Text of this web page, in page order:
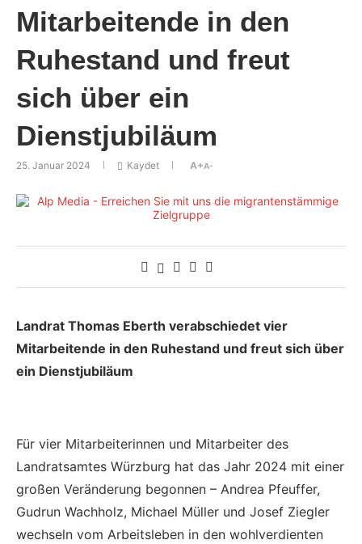
Mitarbeitende in den
Ruhestand und freut
sich über ein
Dienstjubiläum
25. Januar 2024 Kaydet A+A-
Landrat Thomas Eberth verabschiedet vier
Mitarbeitende in den Ruhestand und freut sich über
ein Dienstjubiläum
Für vier Mitarbeiterinnen und Mitarbeiter des
Landratsamtes Würzburg hat das Jahr 2024 mit einer
großen Veränderung begonnen – Andrea Pfeuffer,
Gudrun Wachholz, Michael Müller und Josef Ziegler
wechseln vom Arbeitsleben in den wohlverdienten